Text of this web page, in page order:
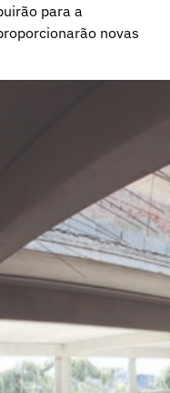
para a
novas